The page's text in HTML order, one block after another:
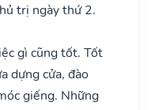
trị ngày thứ 2.
gì cũng tốt. Tốt
dựng cửa, đào
giếng. Những